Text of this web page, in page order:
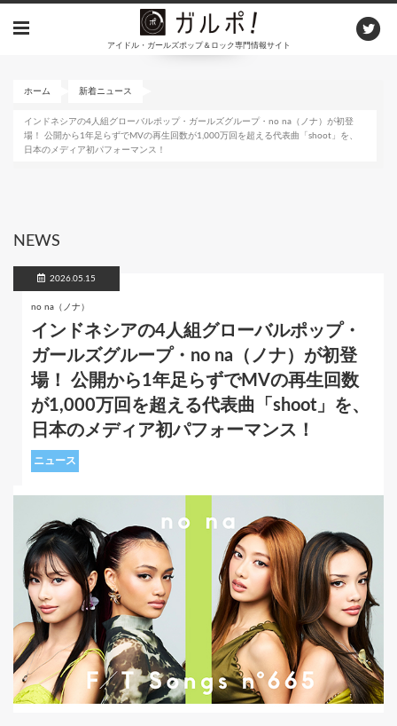
アイドル・ガールズポップ＆ロック専門情報サイト
ホーム 新着ニュース
インドネシアの4人組グローバルポップ・ガールズグループ・no na（ノナ）が初登
場！ 公開から1年足らずでMVの再生回数が1,000万回を超える代表曲「shoot」を、
日本のメディア初パフォーマンス！
NEWS
2026.05.15
no na（ノナ）
インドネシアの4人組グローバルポップ・
ガールズグループ・no na（ノナ）が初登
場！ 公開から1年足らずでMVの再生回数
が1,000万回を超える代表曲「shoot」を、
日本のメディア初パフォーマンス！
ニュース